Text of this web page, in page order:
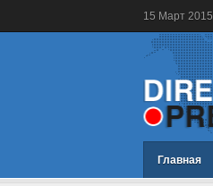
15 Март 2015
Главная